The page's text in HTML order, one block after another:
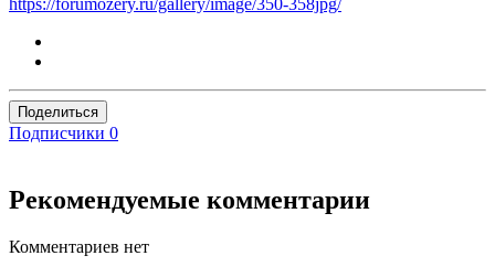
Поделиться
Подписчики 0
Рекомендуемые комментарии
Комментариев нет